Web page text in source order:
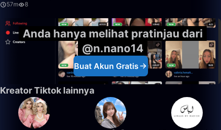
57m
8
Anda hanya melihat pratinjau dari
@n.nano14
Buat Akun Gratis
Kreator Tiktok lainnya